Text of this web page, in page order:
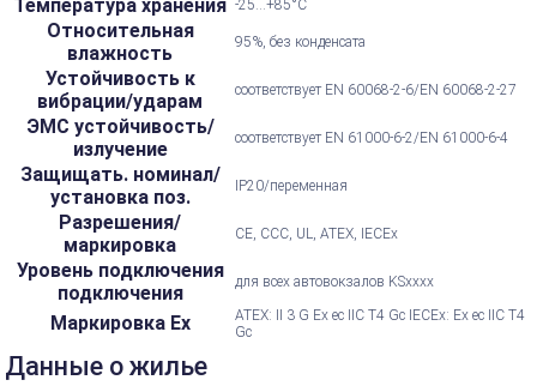
Температура хранения -25...+85°С
Относительная
влажность
95%, без конденсата
Устойчивость к
вибрации/ударам
соответствует EN 60068-2-6/EN 60068-2-27
ЭМС устойчивость/
излучение
соответствует EN 61000-6-2/EN 61000-6-4
Защищать. номинал/
установка поз.
IP20/переменная
Разрешения/
маркировка
CE, CCC, UL, ATEX, IECEx
Уровень подключения
подключения
для всех автовокзалов KSxxxx
Маркировка Ex
ATEX: II 3 G Ex ec IIC T4 Gc IECEx: Ex ec IIC T4
Gc
Данные о жилье